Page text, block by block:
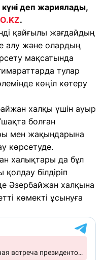
күні деп жариялады,
.
қайғылы жағдайдың
алу және олардың
мақсатында
тулар
көңіл көтеру
халқы үшін ауыр
болған
мен жақындарына
көрсетуде.
халықтары да бұл
қолдау білдіріп
Әзербайжан халқына
көмекті ұсынуға